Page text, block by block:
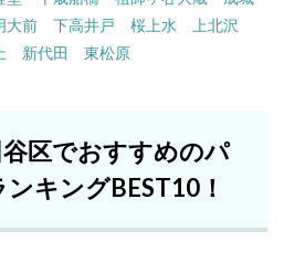
大前 下高井戸 桜上水
上北沢
新代田 東松原
谷区でおすすめのパ
キングBEST10！